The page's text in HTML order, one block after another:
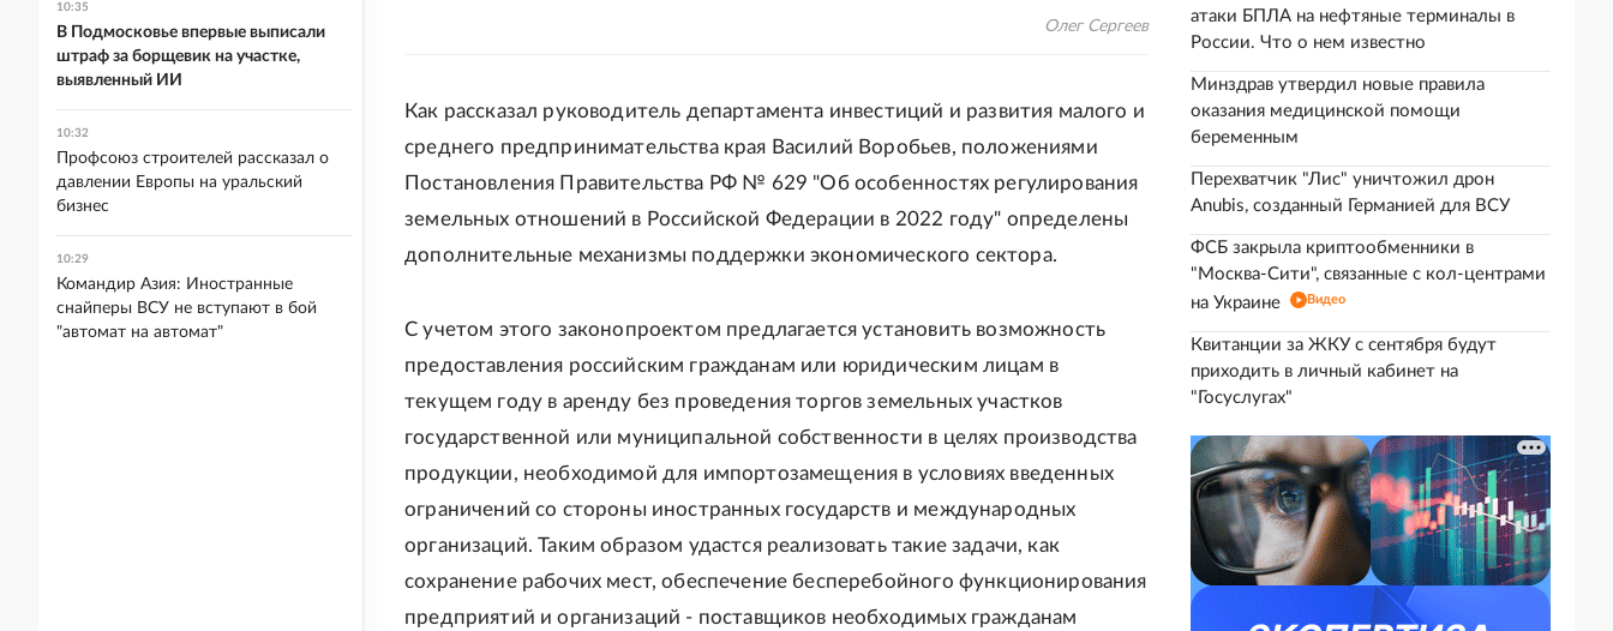
Олег Сергеев
Как рассказал руководитель департамента инвестиций и развития малого и
среднего предпринимательства края Василий Воробьев, положениями
Постановления Правительства РФ № 629 "Об особенностях регулирования
земельных отношений в Российской Федерации в 2022 году" определены
дополнительные механизмы поддержки экономического сектора.
С учетом этого законопроектом предлагается установить возможность
предоставления российским гражданам или юридическим лицам в
текущем году в аренду без проведения торгов земельных участков
государственной или муниципальной собственности в целях производства
продукции, необходимой для импортозамещения в условиях введенных
ограничений со стороны иностранных государств и международных
организаций. Таким образом удастся реализовать такие задачи, как
сохранение рабочих мест, обеспечение бесперебойного функционирования
предприятий и организаций - поставщиков необходимых гражданам
атаки БПЛА на нефтяные терминалы в
России. Что о нем известно
Минздрав утвердил новые правила
оказания медицинской помощи
беременным
Перехватчик "Лис" уничтожил дрон
Anubis, созданный Германией для ВСУ
ФСБ закрыла криптообменники в
"Москва-Сити", связанные с кол-центрами
на Украине
Видео
Квитанции за ЖКУ с сентября будут
приходить в личный кабинет на
"Госуслугах"
10:35
В Подмосковье впервые выписали
штраф за борщевик на участке,
выявленный ИИ
10:32
Профсоюз строителей рассказал о
давлении Европы на уральский
бизнес
10:29
Командир Азия: Иностранные
снайперы ВСУ не вступают в бой
"автомат на автомат"